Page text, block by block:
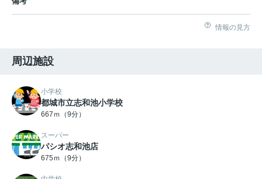
情報の見方
周辺施設
小学校
都城市立志和池小学校
667ｍ（9分）
スーパー
パシオ志和池店
675ｍ（9分）